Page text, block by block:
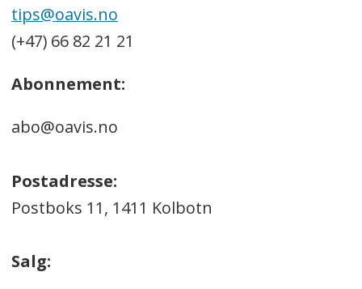
tips@oavis.no
(+47) 66 82 21 21
Abonnement:
abo@oavis.no
Postadresse:
Postboks 11, 1411 Kolbotn
Salg: